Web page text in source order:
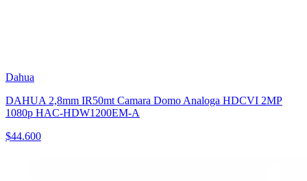
Dahua
DAHUA 2,8mm IR50mt Camara Domo Analoga HDCVI 2MP
1080p HAC-HDW1200EM-A
$44.600